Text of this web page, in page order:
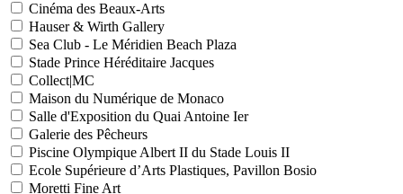
Cinéma des Beaux-Arts
Hauser & Wirth Gallery
Sea Club - Le Méridien Beach Plaza
Stade Prince Héréditaire Jacques
Collect|MC
Maison du Numérique de Monaco
Salle d'Exposition du Quai Antoine Ier
Galerie des Pêcheurs
Piscine Olympique Albert II du Stade Louis II
Ecole Supérieure d’Arts Plastiques, Pavillon Bosio
Moretti Fine Art